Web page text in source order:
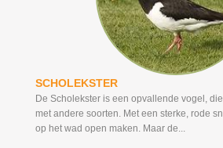
SCHOLEKSTER
De Scholekster is een opvallende vogel,
met andere soorten. Met een sterke, rode
op het wad open maken. Maar de...